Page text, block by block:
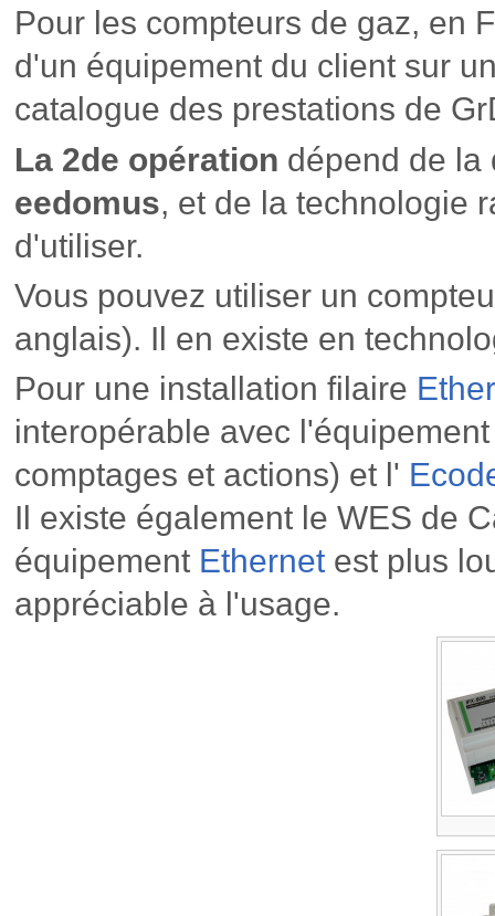
Pour les compteurs de gaz, en
d'un équipement du client sur
catalogue des prestations de
La 2de opération dépend de la
eedomus, et de la technologie
d'utiliser.
Vous pouvez utiliser un
anglais). Il en existe en
Pour une installation filaire
interopérable avec
comptages et actions) et l'
Il existe également le WES de
équipement Ethernetest plus
appréciable à l'usage.